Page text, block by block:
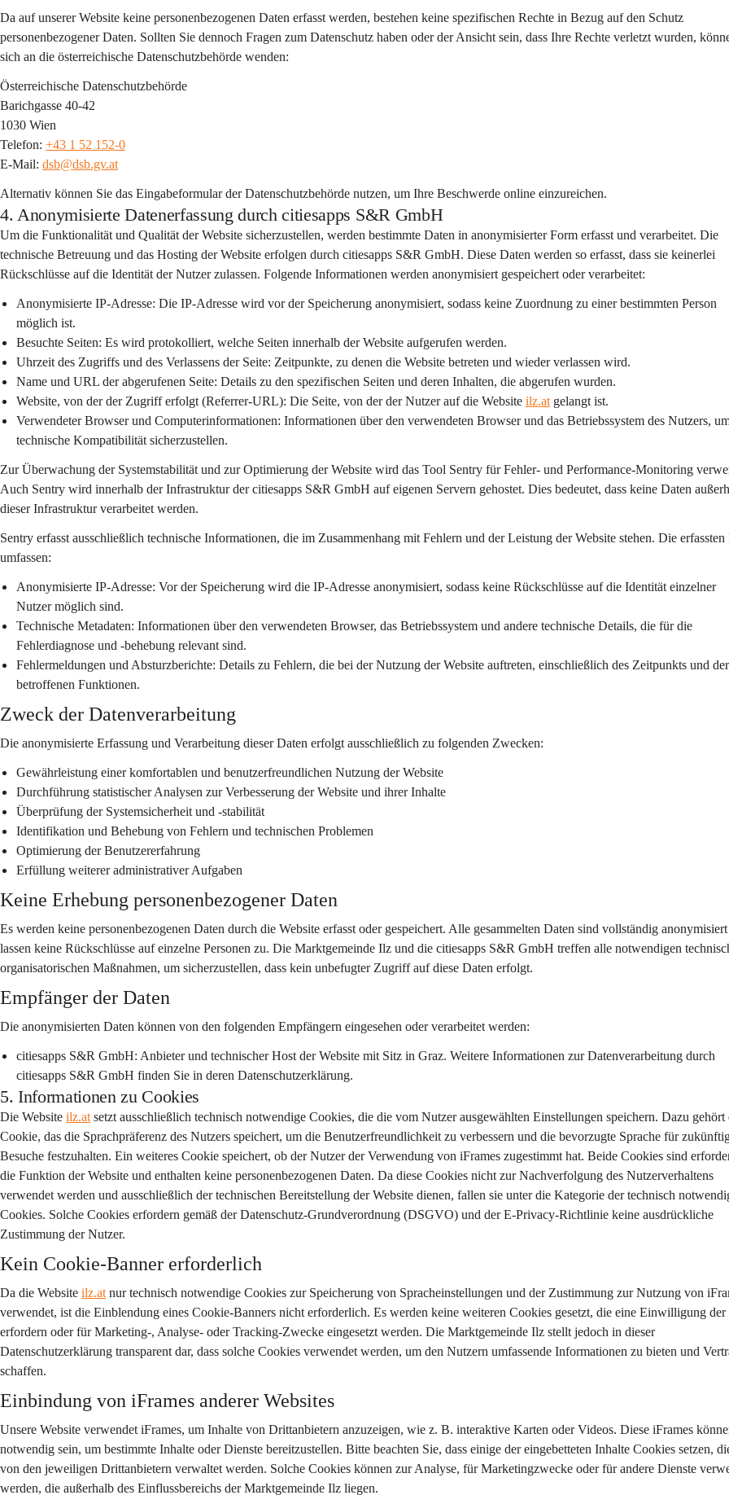
Da auf unserer Website keine personenbezogenen Daten erfasst werden, bestehen keine spezifischen Rechte in Bezug auf den Schutz
personenbezogener Daten. Sollten Sie dennoch Fragen zum Datenschutz haben oder der Ansicht sein, dass Ihre Rechte verletzt wurden,
sich an die österreichische Datenschutzbehörde wenden:
Österreichische Datenschutzbehörde
Barichgasse 40-42
1030 Wien
Telefon: +43 1 52 152-0
E-Mail: dsb@dsb.gv.at
Alternativ können Sie das Eingabeformular der Datenschutzbehörde nutzen, um Ihre Beschwerde online einzureichen.
4. Anonymisierte Datenerfassung durch citiesapps S&R GmbH
Um die Funktionalität und Qualität der Website sicherzustellen, werden bestimmte Daten in anonymisierter Form erfasst und verarbeitet. Die
technische Betreuung und das Hosting der Website erfolgen durch citiesapps S&R GmbH. Diese Daten werden so erfasst, dass sie keinerlei
Rückschlüsse auf die Identität der Nutzer zulassen. Folgende Informationen werden anonymisiert gespeichert oder verarbeitet:
Anonymisierte IP-Adresse: Die IP-Adresse wird vor der Speicherung anonymisiert, sodass keine Zuordnung zu einer bestimmten Person
möglich ist.
Besuchte Seiten: Es wird protokolliert, welche Seiten innerhalb der Website aufgerufen werden.
Uhrzeit des Zugriffs und des Verlassens der Seite: Zeitpunkte, zu denen die Website betreten und wieder verlassen wird.
Name und URL der abgerufenen Seite: Details zu den spezifischen Seiten und deren Inhalten, die abgerufen wurden.
Website, von der der Zugriff erfolgt (Referrer-URL): Die Seite, von der der Nutzer auf die Website ilz.at gelangt ist.
Verwendeter Browser und Computerinformationen: Informationen über den verwendeten Browser und das Betriebssystem des Nutzers,
technische Kompatibilität sicherzustellen.
Zur Überwachung der Systemstabilität und zur Optimierung der Website wird das Tool Sentry für Fehler- und Performance-Monitoring
Auch Sentry wird innerhalb der Infrastruktur der citiesapps S&R GmbH auf eigenen Servern gehostet. Dies bedeutet, dass keine Daten
dieser Infrastruktur verarbeitet werden.
Sentry erfasst ausschließlich technische Informationen, die im Zusammenhang mit Fehlern und der Leistung der Website stehen. Die erfassten
umfassen:
Anonymisierte IP-Adresse: Vor der Speicherung wird die IP-Adresse anonymisiert, sodass keine Rückschlüsse auf die Identität einzelner
Nutzer möglich sind.
Technische Metadaten: Informationen über den verwendeten Browser, das Betriebssystem und andere technische Details, die für die
Fehlerdiagnose und -behebung relevant sind.
Fehlermeldungen und Absturzberichte: Details zu Fehlern, die bei der Nutzung der Website auftreten, einschließlich des Zeitpunkts und der
betroffenen Funktionen.
Zweck der Datenverarbeitung
Die anonymisierte Erfassung und Verarbeitung dieser Daten erfolgt ausschließlich zu folgenden Zwecken:
Gewährleistung einer komfortablen und benutzerfreundlichen Nutzung der Website
Durchführung statistischer Analysen zur Verbesserung der Website und ihrer Inhalte
Überprüfung der Systemsicherheit und -stabilität
Identifikation und Behebung von Fehlern und technischen Problemen
Optimierung der Benutzererfahrung
Erfüllung weiterer administrativer Aufgaben
Keine Erhebung personenbezogener Daten
Es werden keine personenbezogenen Daten durch die Website erfasst oder gespeichert. Alle gesammelten Daten sind vollständig
lassen keine Rückschlüsse auf einzelne Personen zu. Die Marktgemeinde Ilz und die citiesapps S&R GmbH treffen alle notwendigen
organisatorischen Maßnahmen, um sicherzustellen, dass kein unbefugter Zugriff auf diese Daten erfolgt.
Empfänger der Daten
Die anonymisierten Daten können von den folgenden Empfängern eingesehen oder verarbeitet werden:
citiesapps S&R GmbH: Anbieter und technischer Host der Website mit Sitz in Graz. Weitere Informationen zur Datenverarbeitung durch
citiesapps S&R GmbH finden Sie in deren Datenschutzerklärung.
5. Informationen zu Cookies
Die Website ilz.at setzt ausschließlich technisch notwendige Cookies, die die vom Nutzer ausgewählten Einstellungen speichern. Dazu gehört
Cookie, das die Sprachpräferenz des Nutzers speichert, um die Benutzerfreundlichkeit zu verbessern und die bevorzugte Sprache für
Besuche festzuhalten. Ein weiteres Cookie speichert, ob der Nutzer der Verwendung von iFrames zugestimmt hat. Beide Cookies sind
die Funktion der Website und enthalten keine personenbezogenen Daten. Da diese Cookies nicht zur Nachverfolgung des Nutzerverhaltens
verwendet werden und ausschließlich der technischen Bereitstellung der Website dienen, fallen sie unter die Kategorie der technisch
Cookies. Solche Cookies erfordern gemäß der Datenschutz-Grundverordnung (DSGVO) und der E-Privacy-Richtlinie keine ausdrückliche
Zustimmung der Nutzer.
Kein Cookie-Banner erforderlich
Da die Website ilz.at nur technisch notwendige Cookies zur Speicherung von Spracheinstellungen und der Zustimmung zur Nutzung von
verwendet, ist die Einblendung eines Cookie-Banners nicht erforderlich. Es werden keine weiteren Cookies gesetzt, die eine Einwilligung
erfordern oder für Marketing-, Analyse- oder Tracking-Zwecke eingesetzt werden. Die Marktgemeinde Ilz stellt jedoch in dieser
Datenschutzerklärung transparent dar, dass solche Cookies verwendet werden, um den Nutzern umfassende Informationen zu bieten und
schaffen.
Einbindung von iFrames anderer Websites
Unsere Website verwendet iFrames, um Inhalte von Drittanbietern anzuzeigen, wie z. B. interaktive Karten oder Videos. Diese iFrames
notwendig sein, um bestimmte Inhalte oder Dienste bereitzustellen. Bitte beachten Sie, dass einige der eingebetteten Inhalte Cookies setzen,
von den jeweiligen Drittanbietern verwaltet werden. Solche Cookies können zur Analyse, für Marketingzwecke oder für andere Dienste
werden, die außerhalb des Einflussbereichs der Marktgemeinde Ilz liegen.